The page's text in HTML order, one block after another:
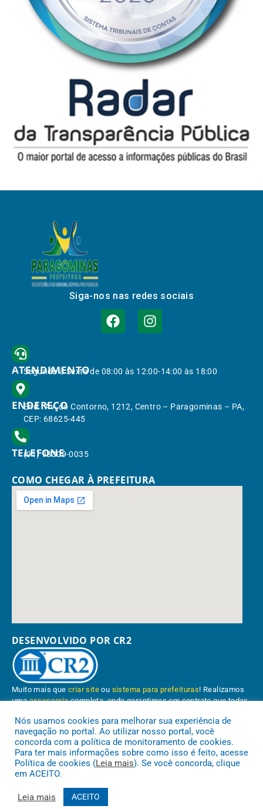
Siga-nos nas redes sociais
ATENDIMENTO
Segunda à Sexta de 08:00 às 12:00-14:00 às 18:00
ENDEREÇO
End.: Av. do Contorno, 1212, Centro – Paragominas – PA,
CEP: 68625-445
TELEFONE
(91) 98309-0035
COMO CHEGAR À PREFEITURA
DESENVOLVIDO POR CR2
Muito mais quecriar site ou sistema para prefeituras! Realizamos
umaassessoriacompleta, onde garantimos em contrato que todas
Conheça oPNTP e oRadar da Transparência Pública
Nós usamos cookies para melhorar sua experiência de
navegação no portal. Ao utilizar nosso portal, você
concorda com a política de monitoramento de cookies.
Para ter mais informações sobre como isso é feito, acesse
Política de cookies (Leia mais). Se você concorda, clique
em ACEITO.
Leia mais ACEITO